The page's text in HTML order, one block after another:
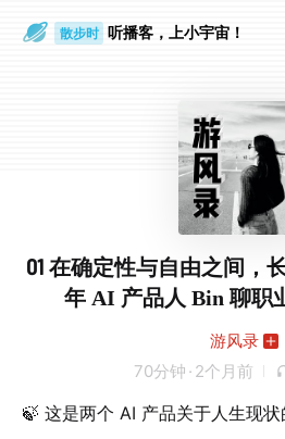
散步时 听播客，上小宇宙！
01 在确定性与自由之间，
年 AI 产品人 Bin 聊职
游风录
70分钟 · 2个月前
🍃 这是两个 AI 产品关于人生现状